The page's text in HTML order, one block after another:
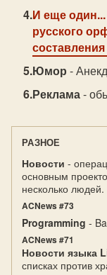
И еще один...
русского
Юмор -
Реклама-
РАЗНОЕ
Новости -
основным
несколько людей.
ACNews #73
Programming -
ACNews #71
Новости языка
списках против